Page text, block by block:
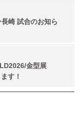
崎 試合のお知ら
金型展
す！